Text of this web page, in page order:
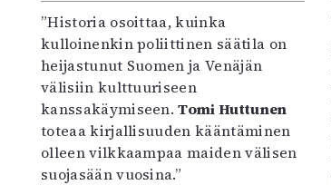
”Historia osoittaa, kuinka
kulloinenkin poliittinen säätila on
heijastunut Suomen ja Venäjän
välisiin kulttuuriseen
kanssakäymiseen.Tomi Huttunen
toteaa kirjallisuuden kääntäminen
olleen vilkkaampaa maiden välisen
suojasään vuosina.”